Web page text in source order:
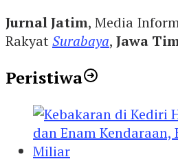
Jurnal Jatim, Media
RakyatSurabaya, Jawa
Peristiwa